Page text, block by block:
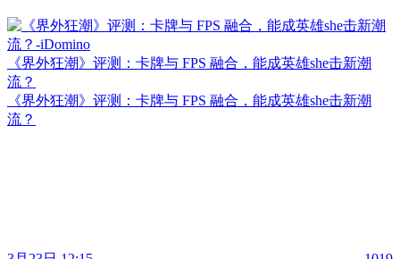
《界外狂潮》评测：卡牌与 FPS 融合，能成英雄she击新潮
流？
《界外狂潮》评测：卡牌与 FPS 融合，能成英雄she击新潮
流？